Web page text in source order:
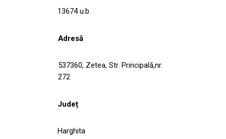
13674 u.b.
Adresă
537360, Zetea, Str. Principală,nr.
272
Județ
Harghita